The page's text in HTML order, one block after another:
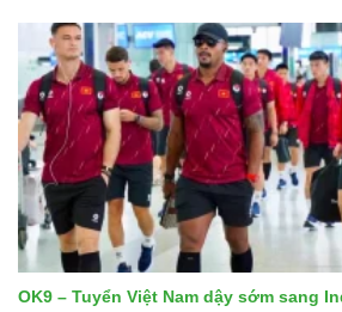
OK9 – Tuyển Việt Nam dậy sớm sang